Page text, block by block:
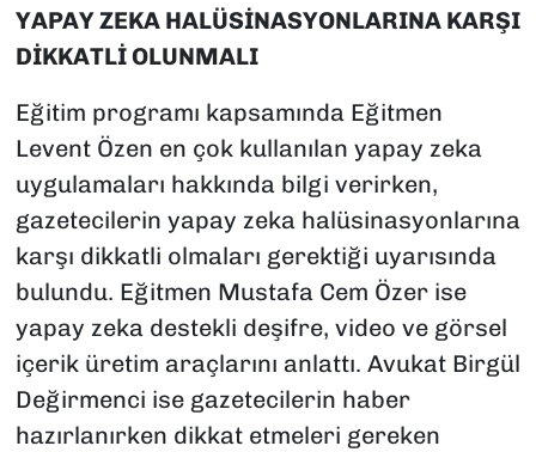
YAPAY ZEKA HALÜSİNASYONLARINA KARŞI
DİKKATLİ OLUNMALI
Eğitim programı kapsamında Eğitmen
Levent Özen en çok kullanılan yapay zeka
uygulamaları hakkında bilgi verirken,
gazetecilerin yapay zeka halüsinasyonlarına
karşı dikkatli olmaları gerektiği uyarısında
bulundu. Eğitmen Mustafa Cem Özer ise
yapay zeka destekli deşifre, video ve görsel
içerik üretim araçlarını anlattı. Avukat Birgül
Değirmenci ise gazetecilerin haber
hazırlanırken dikkat etmeleri gereken